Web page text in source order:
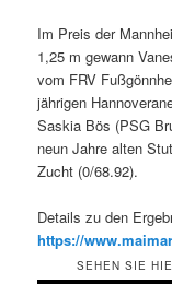
Im Preis der
1,25 m gewann
vom FRV
jährigen
Saskia Bös (PSG
neun Jahre alten
Zucht (0/68.92).
Details zu den
https://
SEHEN SIE